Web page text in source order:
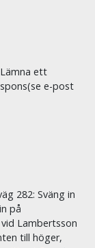
ett
e-post
282: Sväng in
på
Lambertsson
till höger,